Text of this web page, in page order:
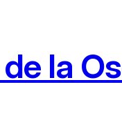
la